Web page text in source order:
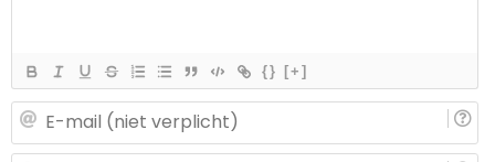
{} [+]